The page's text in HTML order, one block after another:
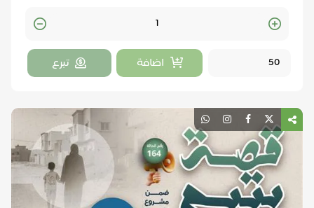
Quantity
اضافة
تبرع